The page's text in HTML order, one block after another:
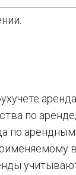
по аренде,
по